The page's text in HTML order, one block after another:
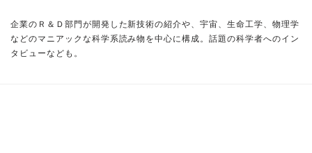
企業のＲ＆Ｄ部門が開発した新技術の紹介や、宇宙、生命工学、物理学
などのマニアックな科学系読み物を中心に構成。話題の科学者へのイン
タビューなども。